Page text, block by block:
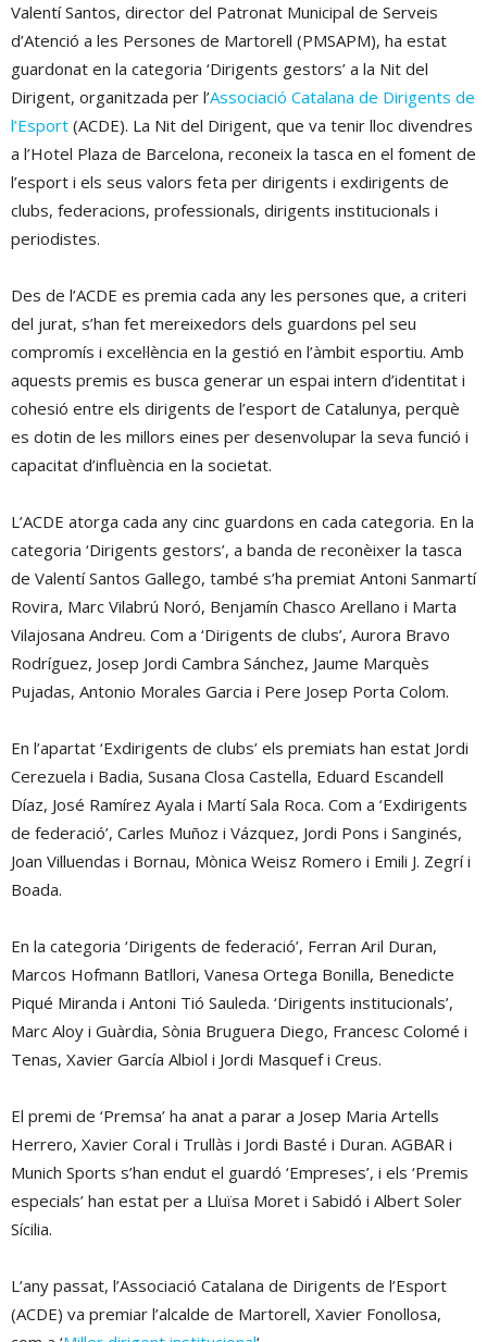
Valentí Santos, director del Patronat Municipal de Serveis
d’Atenció a les Persones de Martorell (PMSAPM), ha estat
guardonat en la categoria ‘Dirigents gestors’ a la Nit del
Dirigent, organitzada per l’Associació Catalana de Dirigents de
l’Esport (ACDE). La Nit del Dirigent, que va tenir lloc divendres
a l’Hotel Plaza de Barcelona, reconeix la tasca en el foment de
l’esport i els seus valors feta per dirigents i exdirigents de
clubs, federacions, professionals, dirigents institucionals i
periodistes.
Des de l’ACDE es premia cada any les persones que, a criteri
del jurat, s’han fet mereixedors dels guardons pel seu
compromís i excel·lència en la gestió en l’àmbit esportiu. Amb
aquests premis es busca generar un espai intern d’identitat i
cohesió entre els dirigents de l’esport de Catalunya, perquè
es dotin de les millors eines per desenvolupar la seva funció i
capacitat d’influència en la societat.
L’ACDE atorga cada any cinc guardons en cada categoria. En la
categoria ‘Dirigents gestors’, a banda de reconèixer la tasca
de Valentí Santos Gallego, també s’ha premiat Antoni Sanmartí
Rovira, Marc Vilabrú Noró, Benjamín Chasco Arellano i Marta
Vilajosana Andreu. Com a ‘Dirigents de clubs’, Aurora Bravo
Rodríguez, Josep Jordi Cambra Sánchez, Jaume Marquès
Pujadas, Antonio Morales Garcia i Pere Josep Porta Colom.
En l’apartat ‘Exdirigents de clubs’ els premiats han estat Jordi
Cerezuela i Badia, Susana Closa Castella, Eduard Escandell
Díaz, José Ramírez Ayala i Martí Sala Roca. Com a ‘Exdirigents
de federació’, Carles Muñoz i Vázquez, Jordi Pons i Sanginés,
Joan Villuendas i Bornau, Mònica Weisz Romero i Emili J. Zegrí i
Boada.
En la categoria ‘Dirigents de federació’, Ferran Aril Duran,
Marcos Hofmann Batllori, Vanesa Ortega Bonilla, Benedicte
Piqué Miranda i Antoni Tió Sauleda. ‘Dirigents institucionals’,
Marc Aloy i Guàrdia, Sònia Bruguera Diego, Francesc Colomé i
Tenas, Xavier García Albiol i Jordi Masquef i Creus.
El premi de ‘Premsa’ ha anat a parar a Josep Maria Artells
Herrero, Xavier Coral i Trullàs i Jordi Basté i Duran. AGBAR i
Munich Sports s’han endut el guardó ‘Empreses’, i els ‘Premis
especials’ han estat per a Lluïsa Moret i Sabidó i Albert Soler
Sícilia.
L’any passat, l’Associació Catalana de Dirigents de l’Esport
(ACDE) va premiar l’alcalde de Martorell, Xavier Fonollosa,